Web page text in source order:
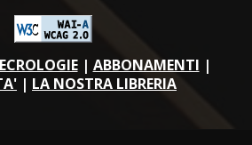
| ABBONAMENTI |
| LA NOSTRA LIBRERIA